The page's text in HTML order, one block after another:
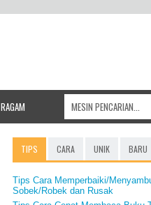
RAGAM
TIPS CARA UNIK BARU
Tips Cara Memperbaiki/
Sobek/Robek dan Rusak